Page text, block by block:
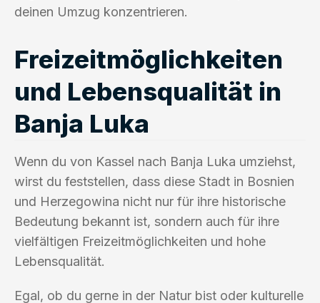
deinen Umzug konzentrieren.
Freizeitmöglichkeiten
und Lebensqualität in
Banja Luka
Wenn du von Kassel nach Banja Luka umziehst,
wirst du feststellen, dass diese Stadt in Bosnien
und Herzegowina nicht nur für ihre historische
Bedeutung bekannt ist, sondern auch für ihre
vielfältigen Freizeitmöglichkeiten und hohe
Lebensqualität.
Egal, ob du gerne in der Natur bist oder kulturelle